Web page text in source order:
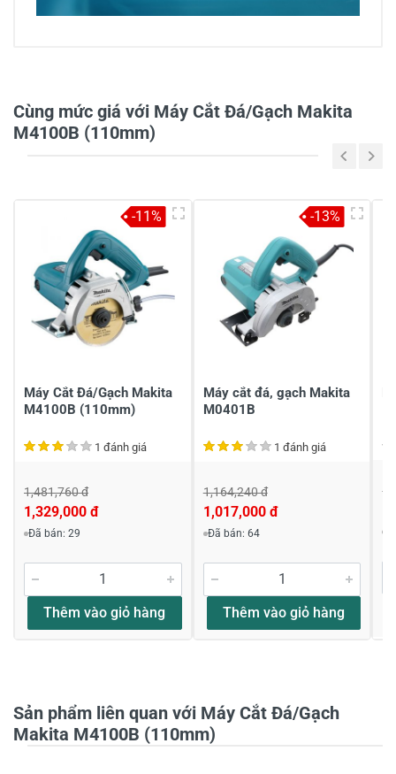
1 đánh giá
100%
2
-
1
-
Chia sẻ nhận xét về sản phẩm
Khách hàng nhận xét về sản phẩm
Phạm văn vũ
Chán
Sao mình đặt hàng online mà k thấy phản hồi gì
Cùng mức giá với Máy Cắt Đá/Gạch Makita
M4100B (110mm)
Máy Cắt Đá/Gạch Makita
M4100B (110mm)
1 đánh giá
1,481,760 đ
1,329,000 đ
Đã bán: 29
Thêm vào giỏ hàng
-11%
Máy cắt đá, gạch Makita
M0401B
1 đánh giá
1,164,240 đ
1,017,000 đ
Đã bán: 64
Thêm vào giỏ hàng
-13%
Sản phẩm liên quan với Máy Cắt Đá/Gạch
Makita M4100B (110mm)